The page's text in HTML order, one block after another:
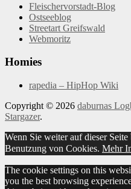
Fleischervorstadt-Blog
Ostseeblog
Streetart Greifswald
Webmoritz
Homies
rapedia – HipHop Wiki
Copyright © 2026 daburnas
Stargazer.
Wenn Sie weiter auf dieser
Benutzung von Cookies. Mehr
The cookie settings on this
you the best browsing